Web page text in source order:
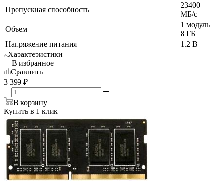
Пропускная способность
23400
МБ/с
Объем
1 модуль
8 ГБ
Напряжение питания
1.2 В
Характеристики
В избранное
Сравнить
3 399 ₽
В корзину
Купить в 1 клик